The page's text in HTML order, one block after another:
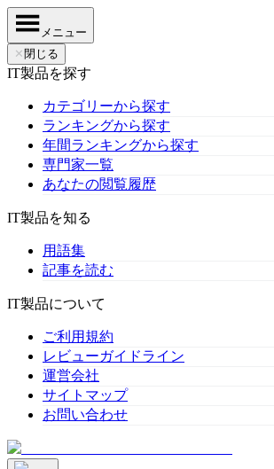
メニュー
✕ 閉じる
IT製品を探す
カテゴリーから探す
ランキングから探す
年間ランキングから探す
専門家一覧
あなたの閲覧履歴
IT製品を知る
用語集
記事を読む
IT製品について
ご利用規約
レビューガイドライン
運営会社
サイトマップ
お問い合わせ